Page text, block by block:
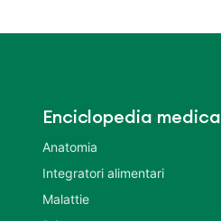
Enciclopedia medica
Anatomia
Integratori alimentari
Malattie